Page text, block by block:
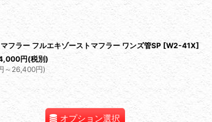
フラー フルエキゾーストマフラー ワンズ管SP [W2-41X]
円(税別)
～26,400円)
オプション選択